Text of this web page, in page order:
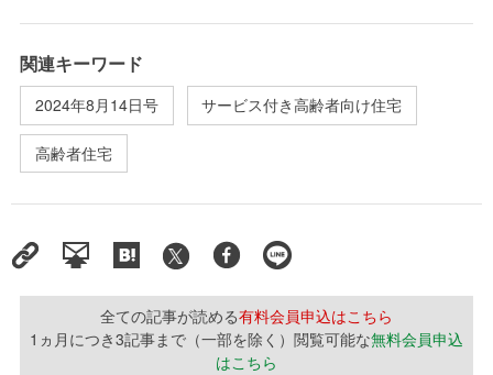
関連キーワード
2024年8月14日号 サービス付き高齢者向け住宅
高齢者住宅
全ての記事が読める有料会員申込はこちら
1ヵ月につき3記事まで（一部を除く）閲覧可能な無料会員申込
はこちら